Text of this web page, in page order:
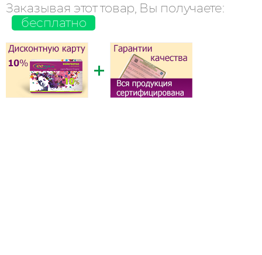
Заказывая этот товар, Вы получаете:
бесплатно